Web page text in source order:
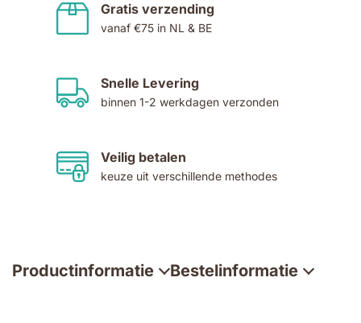
Gratis verzending
vanaf €75 in NL & BE
Snelle Levering
binnen 1-2 werkdagen verzonden
Veilig betalen
keuze uit verschillende methodes
Productinformatie Bestelinformatie